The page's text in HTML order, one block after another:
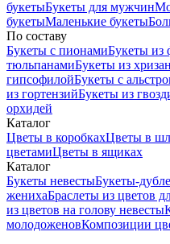
букетыБукеты для мужчин
букетыМаленькие букеты
По составу
Букеты с пионамиБукеты из
тюльпанамиБукеты из
гипсофилойБукеты с
из гортензийБукеты из
орхидей
Каталог
Цветы в коробкахЦветы в
цветамиЦветы в ящиках
Каталог
Букеты невестыБукеты-
женихаБраслеты из цветов
из цветов на голову невесты
молодоженовКомпозиции